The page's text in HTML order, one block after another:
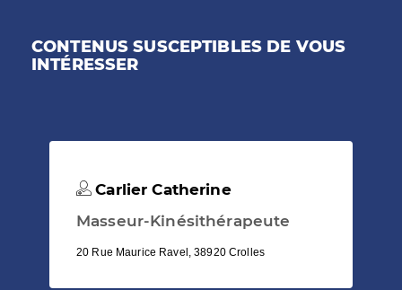
CONTENUS SUSCEPTIBLES DE VOUS
INTÉRESSER
Carlier Catherine
Masseur-Kinésithérapeute
20 Rue Maurice Ravel, 38920 Crolles